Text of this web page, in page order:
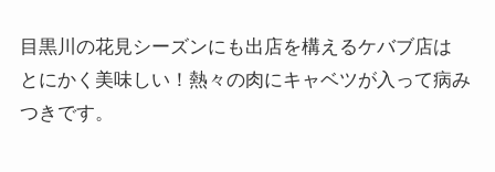
目黒川の花見シーズンにも出店を構えるケバブ店は
とにかく美味しい！熱々の肉にキャベツが入って病み
つきです。